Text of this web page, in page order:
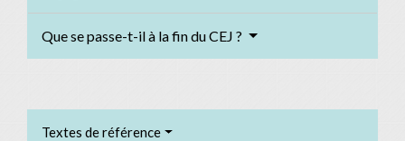
Que se passe-t-il à la fin du CEJ ?
Textes de référence